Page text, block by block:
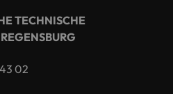
TECHNISCHE
02